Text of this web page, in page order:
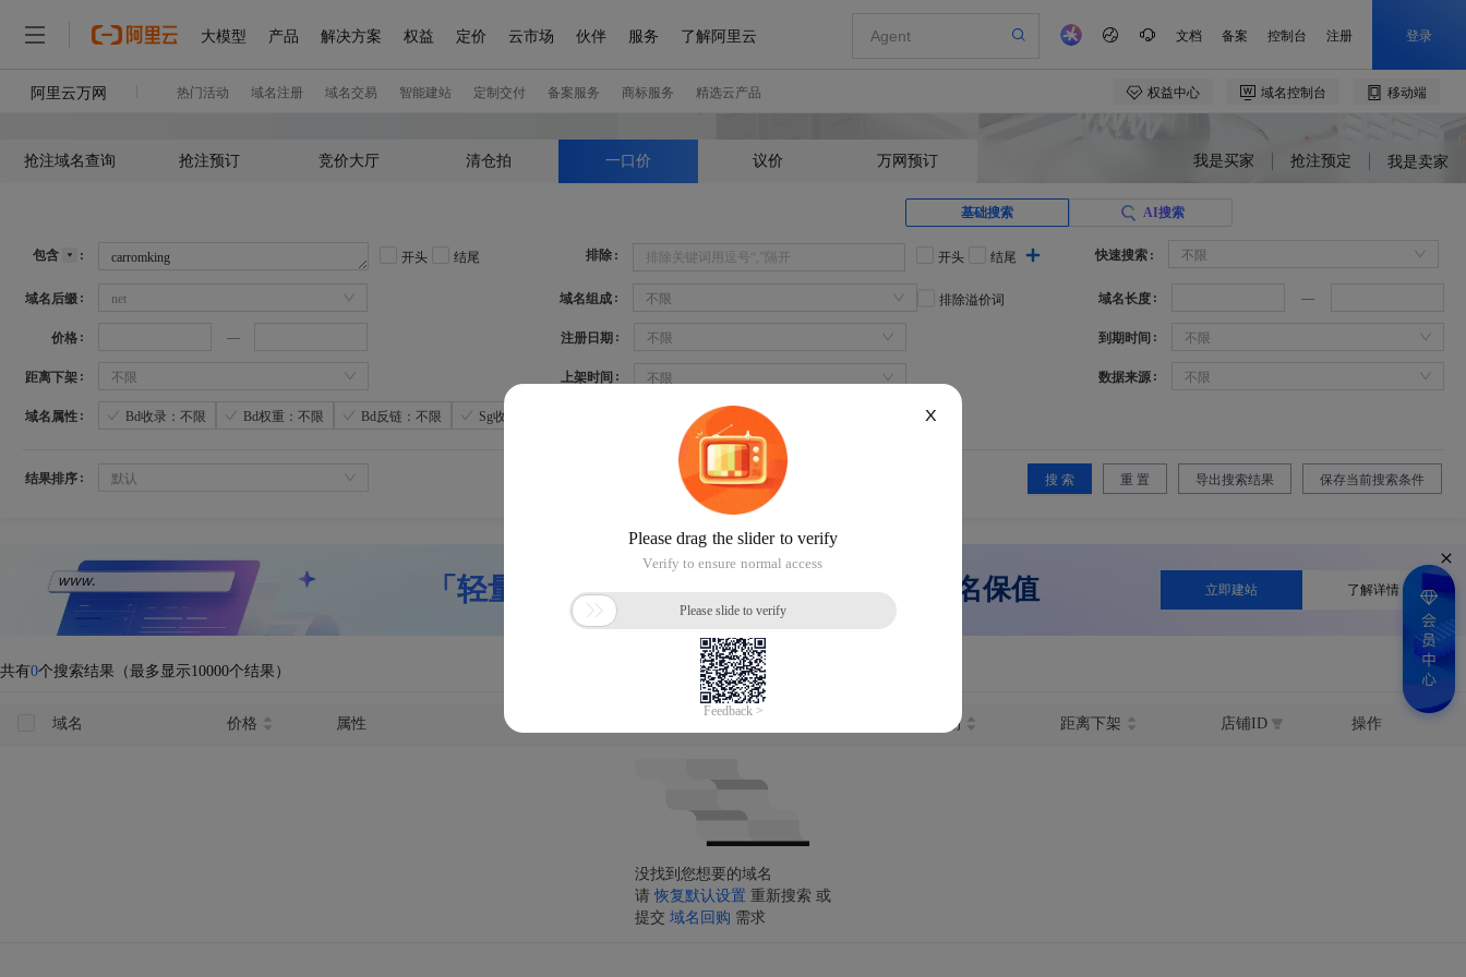
抢注域名查询 抢注预订 竞价大厅 清仓拍 一口价 议价 万网预订 我是买家 抢注预定 我是卖家
基础搜索 AI搜索
包含 开头 结尾 排除 开头 结尾 快速搜索 不限
域名后缀 net 域名组成 不限 排除溢价词 域名长度
价格 注册日期 不限 到期时间 不限
距离下架 不限 上架时间 不限 数据来源 不限
域名属性 Bd收录：不限 Bd权重：不限 Bd反链：不限 Sg收录：不限 360权重：不限
结果排序 默认 搜 索 重 置 导出搜索结果 保存当前搜索条件
「轻量网站搭建」 快速重启网站，帮您域名保值 立即建站 了解详情
共有0个搜索结果（最多显示10000个结果）
域名 价格 属性 距离到期 距离下架 店铺ID 操作
没找到您想要的域名
请 恢复默认设置 重新搜索 或
提交 域名回购 需求
X